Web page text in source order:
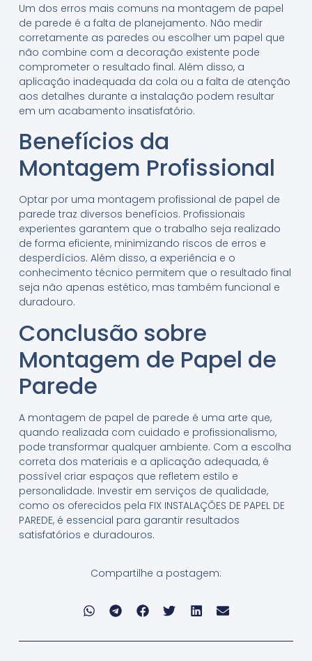
Um dos erros mais comuns na montagem de papel
de parede é a falta de planejamento. Não medir
corretamente as paredes ou escolher um papel que
não combine com a decoração existente pode
comprometer o resultado final. Além disso, a
aplicação inadequada da cola ou a falta de atenção
aos detalhes durante a instalação podem resultar
em um acabamento insatisfatório.
Benefícios da
Montagem Profissional
Optar por uma montagem profissional de papel de
parede traz diversos benefícios. Profissionais
experientes garantem que o trabalho seja realizado
de forma eficiente, minimizando riscos de erros e
desperdícios. Além disso, a experiência e o
conhecimento técnico permitem que o resultado final
seja não apenas estético, mas também funcional e
duradouro.
Conclusão sobre
Montagem de Papel de
Parede
A montagem de papel de parede é uma arte que,
quando realizada com cuidado e profissionalismo,
pode transformar qualquer ambiente. Com a escolha
correta dos materiais e a aplicação adequada, é
possível criar espaços que refletem estilo e
personalidade. Investir em serviços de qualidade,
como os oferecidos pela FIX INSTALAÇÕES DE PAPEL DE
PAREDE, é essencial para garantir resultados
satisfatórios e duradouros.
Compartilhe a postagem: